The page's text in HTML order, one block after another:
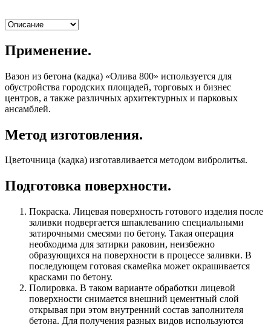
Применение.
Вазон из бетона (кадка) «Олива 800» используется для
обустройства городских площадей, торговых и бизнес
центров, а также различных архитектурных и парковых
ансамблей.
Метод изготовления.
Цветочница (кадка) изготавливается методом вибролитья.
Подготовка поверхности.
Покраска. Лицевая поверхность готового изделия после
заливки подвергается шпаклеванию специальными
затирочными смесями по бетону. Такая операция
необходима для затирки раковин, неизбежно
образующихся на поверхности в процессе заливки. В
последующем готовая скамейка может окрашивается
красками по бетону.
Полировка. В таком варианте обработки лицевой
поверхности снимается внешний цементный слой
открывая при этом внутренний состав заполнителя
бетона. Для получения разных видов используются